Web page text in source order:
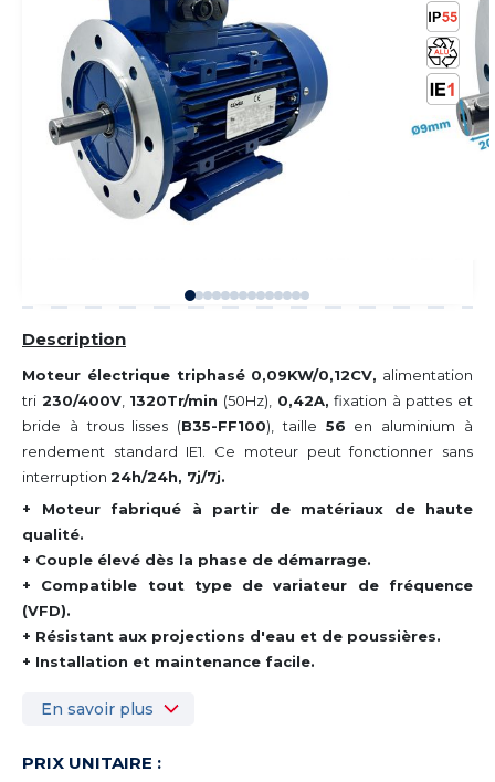
Description
Moteur électrique triphasé 0,09KW/0,12CV, alimentation
tri 230/400V, 1320Tr/min (50Hz), 0,42A, fixation à pattes et
bride à trous lisses (B35-FF100), taille 56 en aluminium à
rendement standard IE1. Ce moteur peut fonctionner sans
interruption 24h/24h, 7j/7j.
+ Moteur fabriqué à partir de matériaux de haute
qualité.
+ Couple élevé dès la phase de démarrage.
+ Compatible tout type de variateur de fréquence
(VFD).
+ Résistant aux projections d'eau et de poussières.
+ Installation et maintenance facile.
En savoir plus
PRIX UNITAIRE :